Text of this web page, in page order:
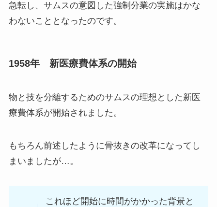
急転し、サムスの意図した強制分業の実施はかな
わないこととなったのです。
1958年 新医療費体系の開始
物と技を分離するためのサムスの理想とした新医
療費体系が開始されました。
もちろん前述したように骨抜きの改革になってし
まいましたが…。
これほど開始に時間がかかった背景と